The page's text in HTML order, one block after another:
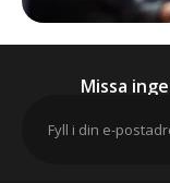
Missa